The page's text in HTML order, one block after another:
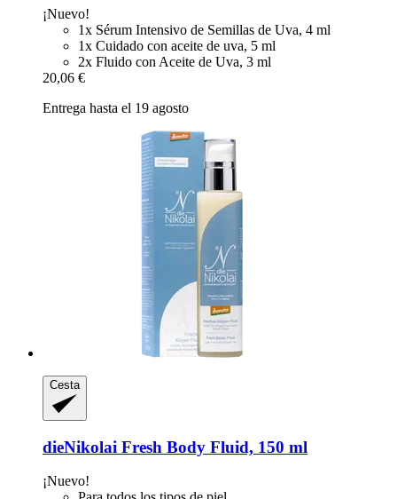
¡Nuevo!
1x Sérum Intensivo de Semillas de Uva, 4 ml
1x Cuidado con aceite de uva, 5 ml
2x Fluido con Aceite de Uva, 3 ml
20,06 €
Entrega hasta el 19 agosto
Cesta
dieNikolai Fresh Body Fluid, 150 ml
¡Nuevo!